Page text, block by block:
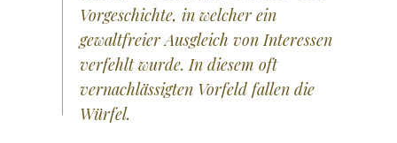
Vorgeschichte, in welcher ein
gewaltfreier Ausgleich von Interessen
verfehlt wurde. In diesem oft
vernachlässigten Vorfeld fallen die
Würfel.